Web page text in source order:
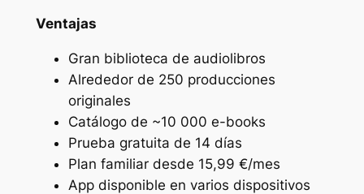
Ventajas
Gran biblioteca de audiolibros
Alrededor de 250 producciones
originales
Catálogo de ~10 000 e-books
Prueba gratuita de 14 días
Plan familiar desde 15,99 €/mes
App disponible en varios dispositivos